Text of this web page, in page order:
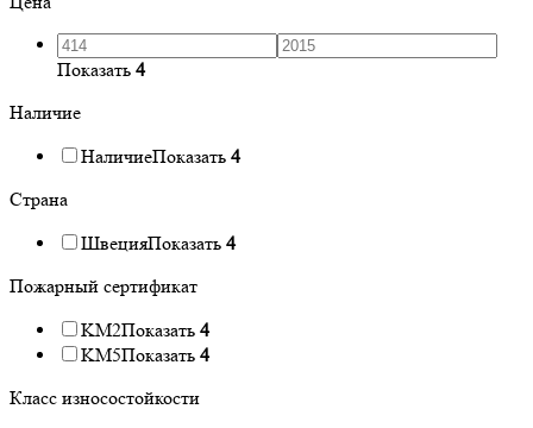
Показать 4
Наличие
НаличиеПоказать 4
Страна
ШвецияПоказать 4
Пожарный сертификат
KM2Показать 4
KM5Показать 4
Класс износостойкости